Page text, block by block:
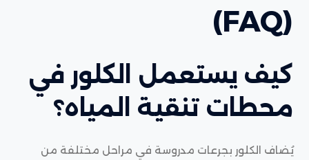
(FAQ)
كيف يستعمل الكلور في
محطات تنقية المياه؟
يُضاف الكلور بجرعات مدروسة في مراحل مختلفة من